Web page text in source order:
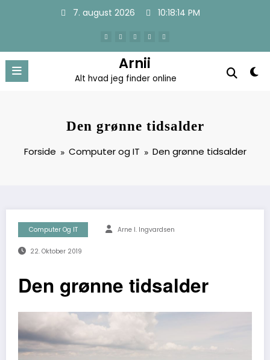
7. august 2026 10:18:15 PM
Arnii
Alt hvad jeg finder online
Den grønne tidsalder
Forside Computer og IT Den grønne tidsalder
Computer Og IT Arne I. Ingvardsen
22. Oktober 2019
Den grønne tidsalder